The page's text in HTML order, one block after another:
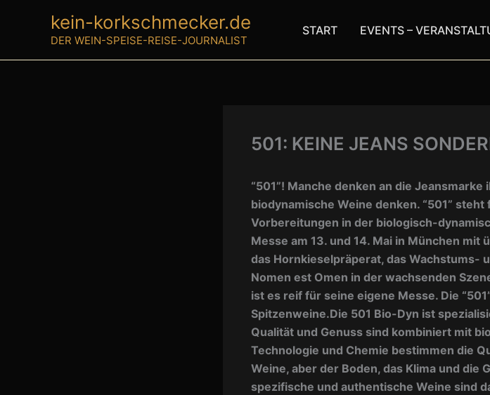
kein-korkschmecker.de
DER WEIN-SPEISE-REISE-JOURNALIST
START EVENTS –
501: KEINE JEANS
“501”! Manche denken an die
biodynamische Weine denken. “501”
Vorbereitungen in der biologisch-
Messe am 13. und 14. Mai in München mit
das Hornkieselpräperat, das Wachstums-
Nomen est Omen in der wachsenden
ist es reif für seine eigene Messe. Die
Spitzenweine.Die 501 Bio-Dyn ist
Qualität und Genuss sind kombiniert mit
Technologie und Chemie bestimmen die
Weine, aber der Boden, das Klima und
spezifische und authentische Weine sind